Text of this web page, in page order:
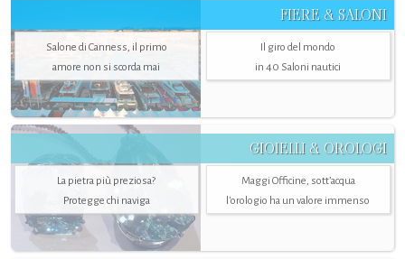
FIERE & SALONI
Salone di Canness, il primo
amore non si scorda mai
Il giro del mondo
in 40 Saloni nautici
GIOIELLI & OROLOGI
La pietra più preziosa?
Protegge chi naviga
Maggi Officine, sott’acqua
l'orologio ha un valore immenso